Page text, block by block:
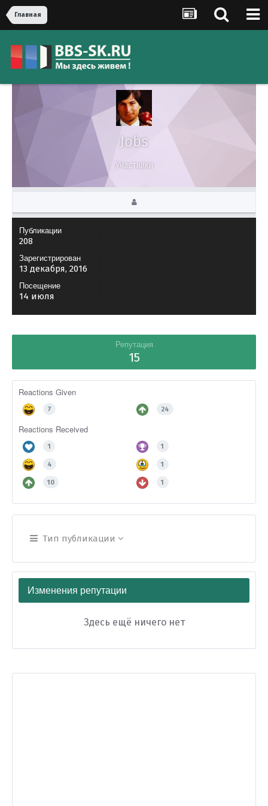
Главная
Jobs
Участники
Публикации
208
Зарегистрирован
13 декабря, 2016
Посещение
14 июля
Репутация
15
Reactions Given
7 24
Reactions Received
1 1
4 1
10 1
Тип публикации
Изменения репутации
Здесь ещё ничего нет